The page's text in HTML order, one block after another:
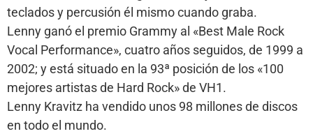
teclados y percusión él mismo cuando graba.
Lenny ganó el premio Grammy al «Best Male Rock
Vocal Performance», cuatro años seguidos, de 1999 a
2002; y está situado en la 93ª posición de los «100
mejores artistas de Hard Rock» de VH1.
Lenny Kravitz ha vendido unos 98 millones de discos
en todo el mundo.